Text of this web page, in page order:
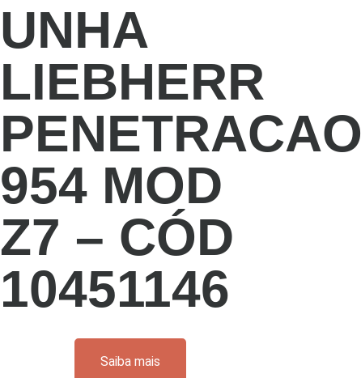
UNHA
LIEBHERR
PENETRACAO
954 MOD
Z7 – CÓD
10451146
Saiba mais